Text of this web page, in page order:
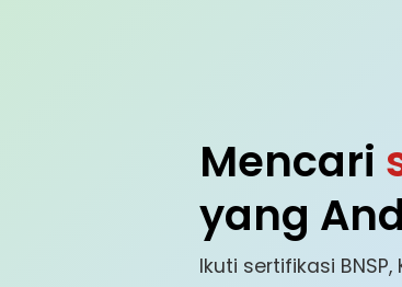
Mencari
yang
Ikuti sertifikasi